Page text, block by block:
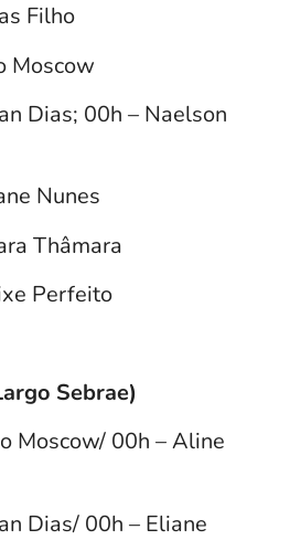
Filho
Moscow
Dias; 00h – Naelson
Nunes
Thâmara
Perfeito
Sebrae)
Moscow/ 00h – Aline
Dias/ 00h – Eliane